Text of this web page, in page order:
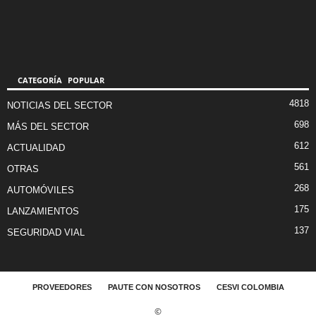
CATEGORÍA POPULAR
NOTICIAS DEL SECTOR 4818
MÁS DEL SECTOR 698
ACTUALIDAD 612
OTRAS 561
AUTOMÓVILES 268
LANZAMIENTOS 175
SEGURIDAD VIAL 137
PROVEEDORES PAUTE CON NOSOTROS CESVI COLOMBIA
©